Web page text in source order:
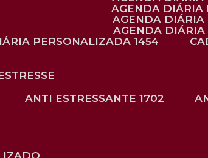
AGENDA
AGENDA
AGENDA
PERSONALIZADA 1454
ANTI ESTRESSANTE 1702